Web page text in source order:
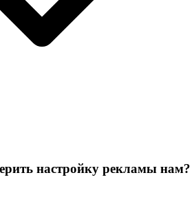
настройку рекламы нам?